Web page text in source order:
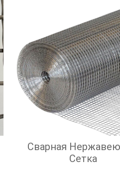
Сварная
Сетка